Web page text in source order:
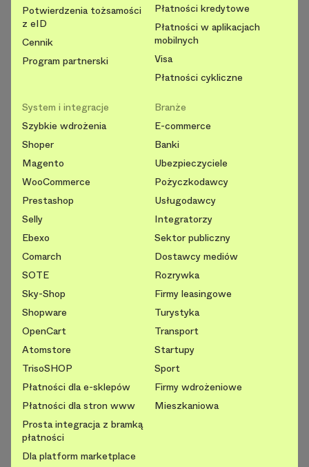
Potwierdzenia tożsamości
z eID
Cennik
Program partnerski
Płatności kredytowe
Płatności w aplikacjach
mobilnych
Visa
Płatności cykliczne
System i integracje
Szybkie wdrożenia
Shoper
Magento
WooCommerce
Prestashop
Selly
Ebexo
Comarch
SOTE
Sky-Shop
Shopware
OpenCart
Atomstore
TrisoSHOP
Płatności dla e-sklepów
Płatności dla stron www
Prosta integracja z bramką
płatności
Dla platform marketplace
Branże
E-commerce
Banki
Ubezpieczyciele
Pożyczkodawcy
Usługodawcy
Integratorzy
Sektor publiczny
Dostawcy mediów
Rozrywka
Firmy leasingowe
Turystyka
Transport
Startupy
Sport
Firmy wdrożeniowe
Mieszkaniowa